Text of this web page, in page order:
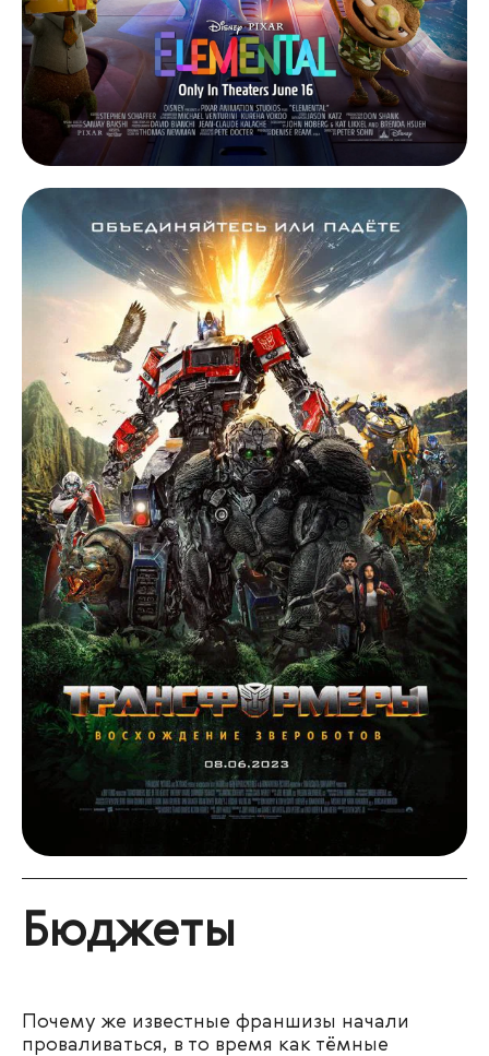
Бюджеты
Почему же известные франшизы начали
проваливаться, в то время как тёмные